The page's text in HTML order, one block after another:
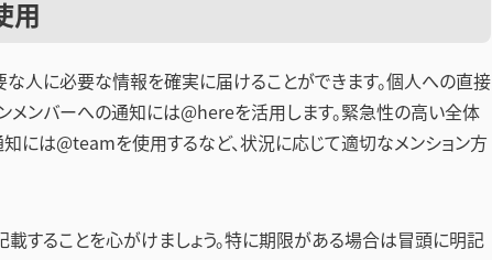
用
な人に必要な情報を確実に届けることができます。個人への直接
ンバーへの通知には@hereを活用します。緊急性の高い全体
には@teamを使用するなど、状況に応じて適切なメンション方
載することを心がけましょう。特に期限がある場合は冒頭に明記